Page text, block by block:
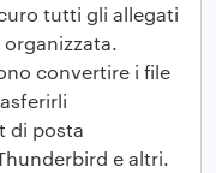
tutti gli allegati
convertire i file
di posta
e altri.